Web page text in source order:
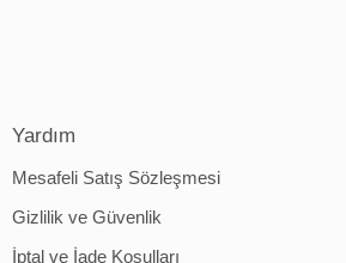
Yardım
Mesafeli Satış Sözleşmesi
Gizlilik ve Güvenlik
İptal ve İade Koşulları